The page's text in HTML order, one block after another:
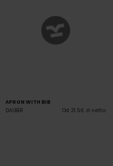
APRON WITH BIB
DAIBER
Od 31.56 zł netto